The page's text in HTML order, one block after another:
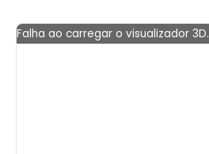
Falha ao carregar o visualizador 3D.